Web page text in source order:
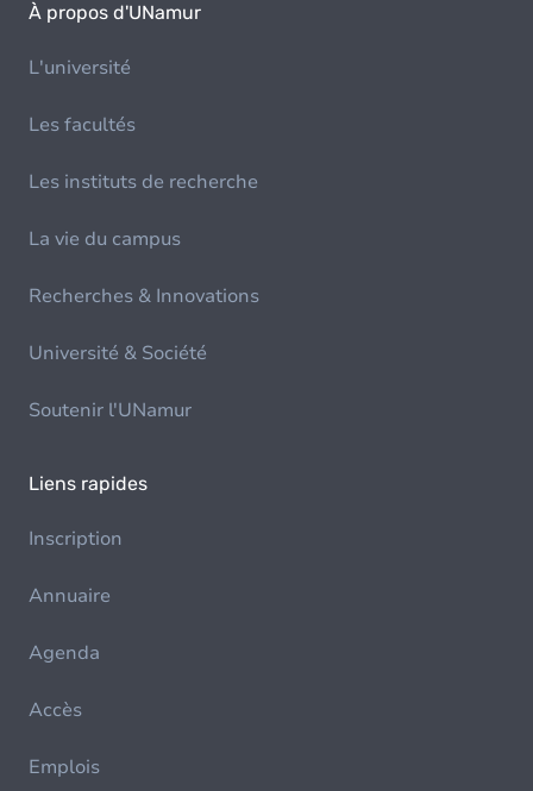
À propos d'UNamur
L'université
Les facultés
Les instituts de recherche
La vie du campus
Recherches & Innovations
Université & Société
Soutenir l'UNamur
Liens rapides
Inscription
Annuaire
Agenda
Accès
Emplois